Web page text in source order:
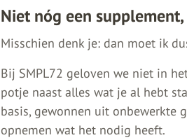
Niet nóg een
Misschien denk je: dan moet ik
Bij SMPL72 geloven we niet in
potje naast alles wat je al hebt
basis, gewonnen uit onbewerkte
opnemen wat het nodig heeft.